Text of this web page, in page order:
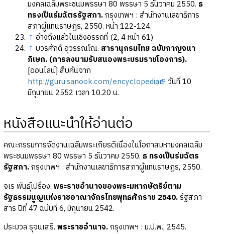
มงคลเฉลิมพระชนมพรรษา 80 พรรษา 5 ธันวาคม 2550. ธ
ทรงเป็นร่มฉัตรรัฐสภา.กรุงเทพฯ : สำนักงานเลขาธิการ
สภาผู้แทนราษฎร, 2550. หน้า 122-124.
↑ อ้างถึงแล้วในเชิงอรรถที่ (2, 4 หน้า 61)
↑ บวรศักดิ์ อุวรรณโณ. สารานุกรมไทย ฉบับกาญจนา
ภิเษก. (การลงนามรับสนองพระบรมราชโองการ).
[ออนไลน์] สืบค้นจาก
http://guru.sanook.com/encyclopedia
วันที่ 10
มิถุนายน 2552 เวลา 10.20 น.
หนังสือแนะนำให้อ่านต่อ
คณะกรรมการจัดงานเฉลิมพระเกียรติเนื่องในโอกาสมหามงคลเฉลิม
พระชนมพรรษา 80 พรรษา 5 ธันวาคม 2550. ธ ทรงเป็นร่มฉัตร
รัฐสภา.กรุงเทพฯ : สำนักงานเลขาธิการสภาผู้แทนราษฎร, 2550.
จเร พันธุ์เปรื่อง. พระราชอำนาจของพระมหากษัตริย์ตาม
รัฐธรรมนูญแห่งราชอาณาจักรไทยพุทธศักราช 2540.รัฐสภา
สาร ปีที่ 47 ฉบับที่ 6, มิถุนายน 2542.
ประมวล รุจนเสรี. พระราชอำนาจ.กรุงเทพฯ : ม.ป.พ., 2545.